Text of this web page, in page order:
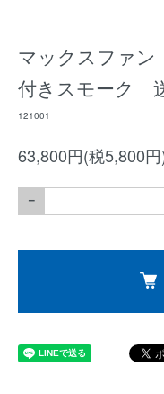
マックスファ
付きスモーク
121001
63,800円(税5,800
－